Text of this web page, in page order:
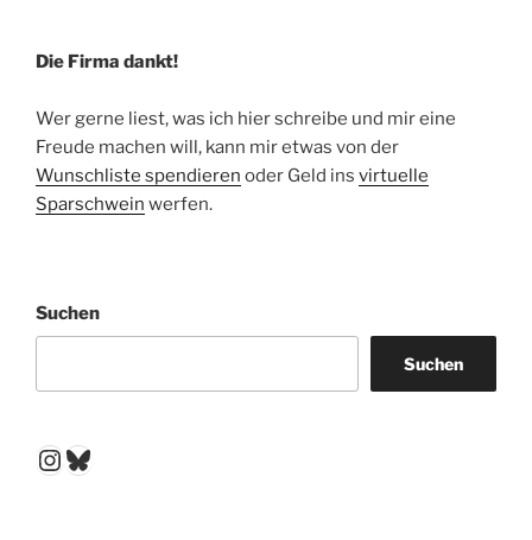
Die Firma dankt!
Wer gerne liest, was ich hier schreibe und mir eine
Freude machen will, kann mir etwas von der
Wunschliste spendieren oder Geld ins virtuelle
Sparschwein werfen.
Suchen
Suchen
Instagram
Bluesky